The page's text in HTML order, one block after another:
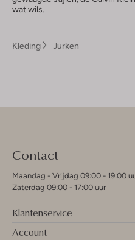
wat wils.
Kleding
Jurken
Contact
Maandag - Vrijdag 09:00 - 19:00
Zaterdag 09:00 - 17:00 uur
Klantenservice
Account